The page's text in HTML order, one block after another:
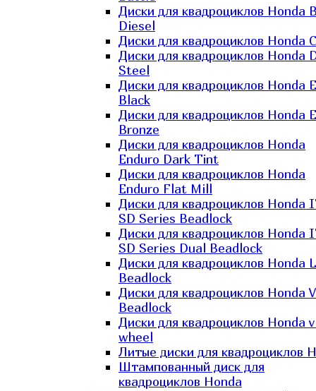
Диски для квадроциклов Honda
Diesel
Диски для квадроциклов Honda
Диски для квадроциклов Honda
Steel
Диски для квадроциклов Honda
Black
Диски для квадроциклов Honda
Bronze
Диски для квадроциклов Honda
Enduro Dark Tint
Диски для квадроциклов Honda
Enduro Flat Mill
Диски для квадроциклов Honda
SD Series Beadlock
Диски для квадроциклов Honda
SD Series Dual Beadlock
Диски для квадроциклов Honda
Beadlock
Диски для квадроциклов Honda
Beadlock
Диски для квадроциклов Honda
wheel
Литые диски для квадроциклов
Штампованный диск для
квадроциклов Honda